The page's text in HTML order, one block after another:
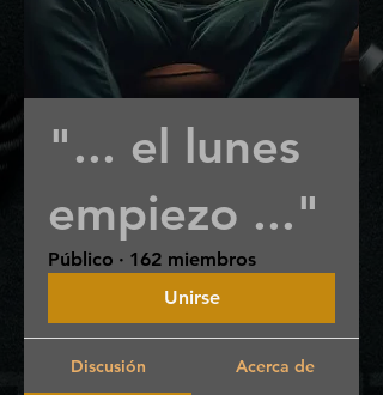
"... el lunes
empiezo ..."
Público · 162 miembros
Unirse
Discusión Acerca de